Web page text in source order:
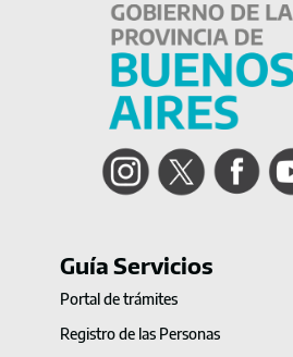
Instagram Twitter
Guía Servicios
Portal de trámites
Registro de las Personas